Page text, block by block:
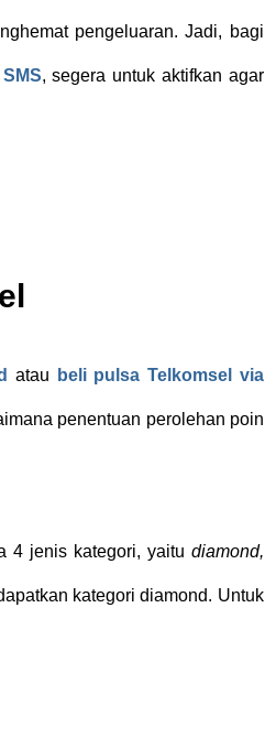
pengeluaran. Jadi, bagi
, segera untuk aktifkan agar
atau beli pulsa Telkomsel via
penentuan perolehan poin
4 jenis kategori, yaitu diamond,
kategori diamond. Untuk